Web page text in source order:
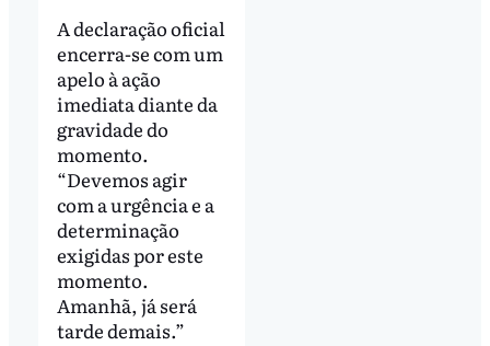
A declaração oficial
encerra-se com um
apelo à ação
imediata diante da
gravidade do
momento.
“Devemos agir
com a urgência e a
determinação
exigidas por este
momento.
Amanhã, já será
tarde demais.”